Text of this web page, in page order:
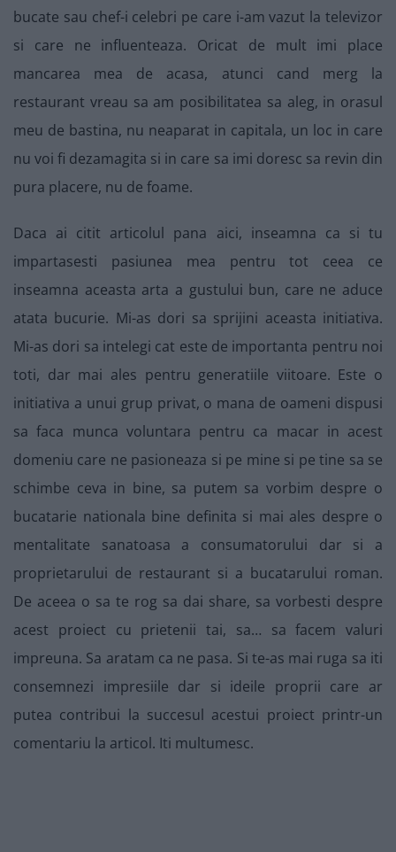
bucate sau chef-i celebri pe care i-am vazut la televizor
si care ne influenteaza. Oricat de mult imi place
mancarea mea de acasa, atunci cand merg la
restaurant vreau sa am posibilitatea sa aleg, in orasul
meu de bastina, nu neaparat in capitala, un loc in care
nu voi fi dezamagita si in care sa imi doresc sa revin din
pura placere, nu de foame.
Daca ai citit articolul pana aici, inseamna ca si tu
impartasesti pasiunea mea pentru tot ceea ce
inseamna aceasta arta a gustului bun, care ne aduce
atata bucurie. Mi-as dori sa sprijini aceasta initiativa.
Mi-as dori sa intelegi cat este de importanta pentru noi
toti, dar mai ales pentru generatiile viitoare. Este o
initiativa a unui grup privat, o mana de oameni dispusi
sa faca munca voluntara pentru ca macar in acest
domeniu care ne pasioneaza si pe mine si pe tine sa se
schimbe ceva in bine, sa putem sa vorbim despre o
bucatarie nationala bine definita si mai ales despre o
mentalitate sanatoasa a consumatorului dar si a
proprietarului de restaurant si a bucatarului roman.
De aceea o sa te rog sa dai share, sa vorbesti despre
acest proiect cu prietenii tai, sa… sa facem valuri
impreuna. Sa aratam ca ne pasa. Si te-as mai ruga sa iti
consemnezi impresiile dar si ideile proprii care ar
putea contribui la succesul acestui proiect printr-un
comentariu la articol. Iti multumesc.